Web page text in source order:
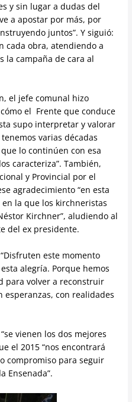
y sin lugar a dudas del
a apostar por más, por
juntos”. Y siguió:
cada obra, atendiendo a
la campaña de cara al
el jefe comunal hizo
el Frente que conduce
supo interpretar y valorar
varias décadas
lo continúen con esa
caracteriza”. También,
y Provincial por el
agradecimiento “en esta
la que los kirchneristas
Kirchner”, aludiendo al
del ex presidente.
este momento
alegría. Porque hemos
para volver a reconstruir
esperanzas, con realidades
vienen los dos mejores
el 2015 “nos encontrará
compromiso para seguir
Ensenada”.